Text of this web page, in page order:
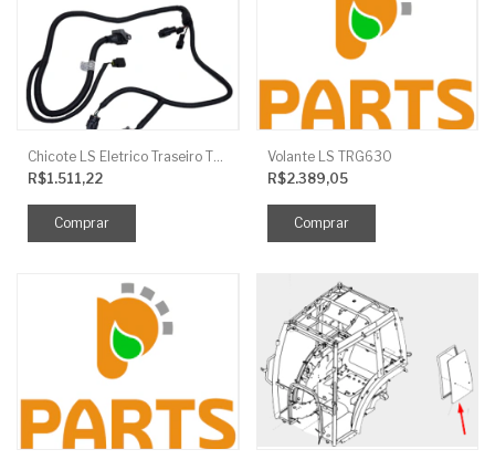
R$1.511,22
Volante LS TRG630
R$2.389,05